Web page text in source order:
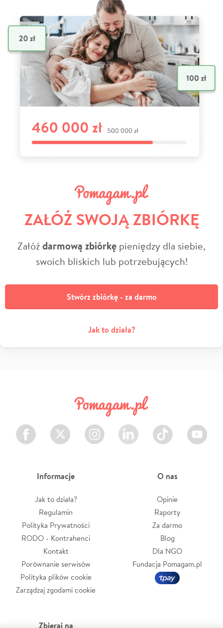
ZAŁÓŻ SWOJĄ ZBIÓRKĘ
Załóżdarmową zbiórkę pieniędzy dla siebie,
swoich bliskich lub potrzebujących!
Stwórz zbiórkę - za darmo
Jak to działa?
Facebook Twitter Instagram LinkedIn TikTok Youtube
Informacje
Jak to działa?
Regulamin
Polityka Prywatności
RODO - Kontrahenci
Kontakt
Porównanie serwisów
Polityka plików cookie
Zarządzaj zgodami cookie
O nas
Opinie
Raporty
Za darmo
Blog
Dla NGO
Fundacja Pomagam.pl
Zbieraj na